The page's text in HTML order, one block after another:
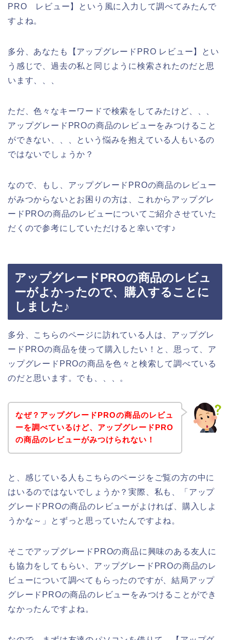
PRO レビュー】という風に入力して調べてみたんで
すよね。
多分、あなたも【アップグレードPRO レビュー】とい
う感じで、過去の私と同じように検索されたのだと思
います、、、
ただ、色々なキーワードで検索をしてみたけど、、、
アップグレードPROの商品のレビューをみつけること
ができない、、、という悩みを抱えている人もいるの
ではないでしょうか？
なので、もし、アップグレードPROの商品のレビュー
がみつからないとお困りの方は、これからアップグレ
ードPROの商品のレビューについてご紹介させていた
だくので参考にしていただけると幸いです♪
アップグレードPROの商品のレビュ
ーがよかったので、購入することに
しました♪
多分、こちらのページに訪れている人は、アップグレ
ードPROの商品を使って購入したい！と、思って、ア
ップグレードPROの商品を色々と検索して調べている
のだと思います。でも、、、。
なぜ？アップグレードPROの商品のレビュ
ーを調べているけど、アップグレードPRO
の商品のレビューがみつけられない！
と、感じている人もこちらのページをご覧の方の中に
はいるのではないでしょうか？実際、私も、「アップ
グレードPROの商品のレビューがよければ、購入しよ
うかな～」とずっと思っていたんですよね。
そこでアップグレードPROの商品に興味のある友人に
も協力をしてもらい、アップグレードPROの商品のレ
ビューについて調べてもらったのですが、結局アップ
グレードPROの商品のレビューをみつけることができ
なかったんですよね。